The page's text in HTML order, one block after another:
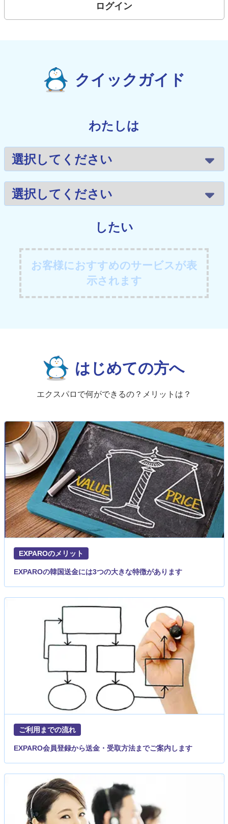
ログイン
クイックガイド
わたしは
したい
お客様におすすめのサービスが表
示されます
はじめての方へ
エクスパロで何ができるの？メリットは？
EXPAROのメリット
EXPAROの韓国送金には3つの大きな特徴があります
ご利用までの流れ
EXPARO会員登録から送金・受取方法までご案内します